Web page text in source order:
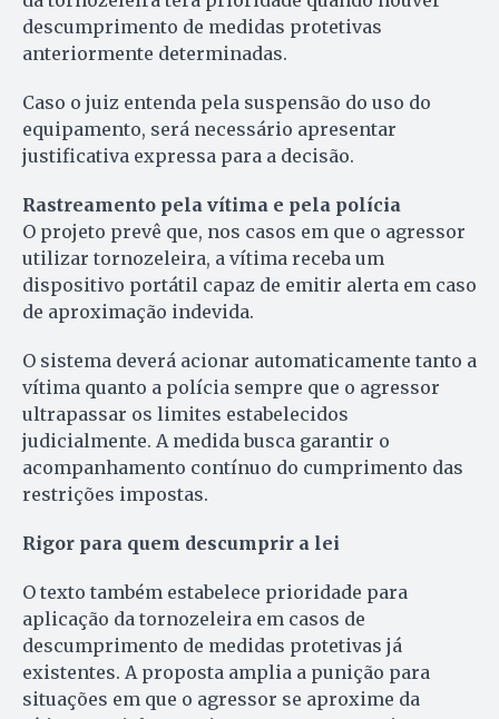
descumprimento de medidas protetivas
anteriormente determinadas.
Caso o juiz entenda pela suspensão do uso do
equipamento, será necessário apresentar
justificativa expressa para a decisão.
Rastreamento pela vítima e pela polícia
O projeto prevê que, nos casos em que o agressor
utilizar tornozeleira, a vítima receba um
dispositivo portátil capaz de emitir alerta em caso
de aproximação indevida.
O sistema deverá acionar automaticamente tanto a
vítima quanto a polícia sempre que o agressor
ultrapassar os limites estabelecidos
judicialmente. A medida busca garantir o
acompanhamento contínuo do cumprimento das
restrições impostas.
Rigor para quem descumprir a lei
O texto também estabelece prioridade para
aplicação da tornozeleira em casos de
descumprimento de medidas protetivas já
existentes. A proposta amplia a punição para
situações em que o agressor se aproxime da